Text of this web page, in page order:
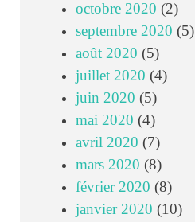
octobre 2020 (2)
septembre 2020 (5)
août 2020 (5)
juillet 2020 (4)
juin 2020 (5)
mai 2020 (4)
avril 2020 (7)
mars 2020 (8)
février 2020 (8)
janvier 2020 (10)